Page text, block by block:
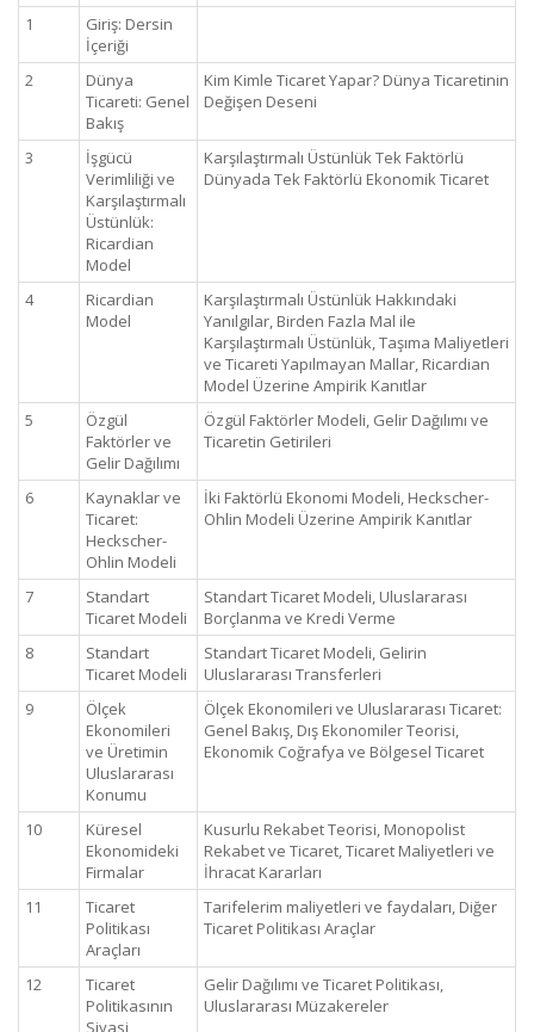
1
Giriş: Dersin
İçeriği
2
Dünya
Ticareti: Genel
Bakış
Kim Kimle Ticaret Yapar? Dünya Ticaretinin
Değişen Deseni
3
İşgücü
Verimliliği ve
Karşılaştırmalı
Üstünlük:
Ricardian
Model
Karşılaştırmalı Üstünlük Tek Faktörlü
Dünyada Tek Faktörlü Ekonomik Ticaret
4
Ricardian
Model
Karşılaştırmalı Üstünlük Hakkındaki
Yanılgılar, Birden Fazla Mal ile
Karşılaştırmalı Üstünlük, Taşıma Maliyetleri
ve Ticareti Yapılmayan Mallar, Ricardian
Model Üzerine Ampirik Kanıtlar
5
Özgül
Faktörler ve
Gelir Dağılımı
Özgül Faktörler Modeli, Gelir Dağılımı ve
Ticaretin Getirileri
6
Kaynaklar ve
Ticaret:
Heckscher-
Ohlin Modeli
İki Faktörlü Ekonomi Modeli, Heckscher-
Ohlin Modeli Üzerine Ampirik Kanıtlar
7
Standart
Ticaret Modeli
Standart Ticaret Modeli, Uluslararası
Borçlanma ve Kredi Verme
8
Standart
Ticaret Modeli
Standart Ticaret Modeli, Gelirin
Uluslararası Transferleri
9
Ölçek
Ekonomileri
ve Üretimin
Uluslararası
Konumu
Ölçek Ekonomileri ve Uluslararası Ticaret:
Genel Bakış, Dış Ekonomiler Teorisi,
Ekonomik Coğrafya ve Bölgesel Ticaret
10
Küresel
Ekonomideki
Firmalar
Kusurlu Rekabet Teorisi, Monopolist
Rekabet ve Ticaret, Ticaret Maliyetleri ve
İhracat Kararları
11
Ticaret
Politikası
Araçları
Tarifelerim maliyetleri ve faydaları, Diğer
Ticaret Politikası Araçlar
12
Ticaret
Politikasının
Siyasi
Gelir Dağılımı ve Ticaret Politikası,
Uluslararası Müzakereler